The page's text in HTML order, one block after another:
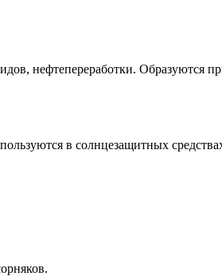
нефтепереработки. Образуются
в солнцезащитных